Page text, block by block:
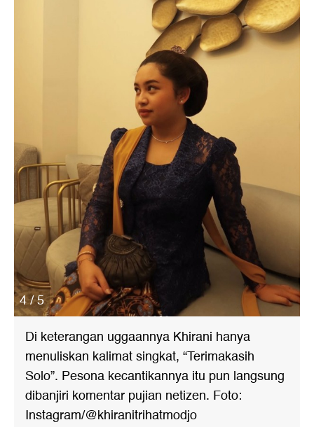
4 / 5
Di keterangan uggaannya Khirani hanya
menuliskan kalimat singkat, “Terimakasih
Solo”. Pesona kecantikannya itu pun langsung
dibanjiri komentar pujian netizen. Foto:
Instagram/@khiranitrihatmodjo